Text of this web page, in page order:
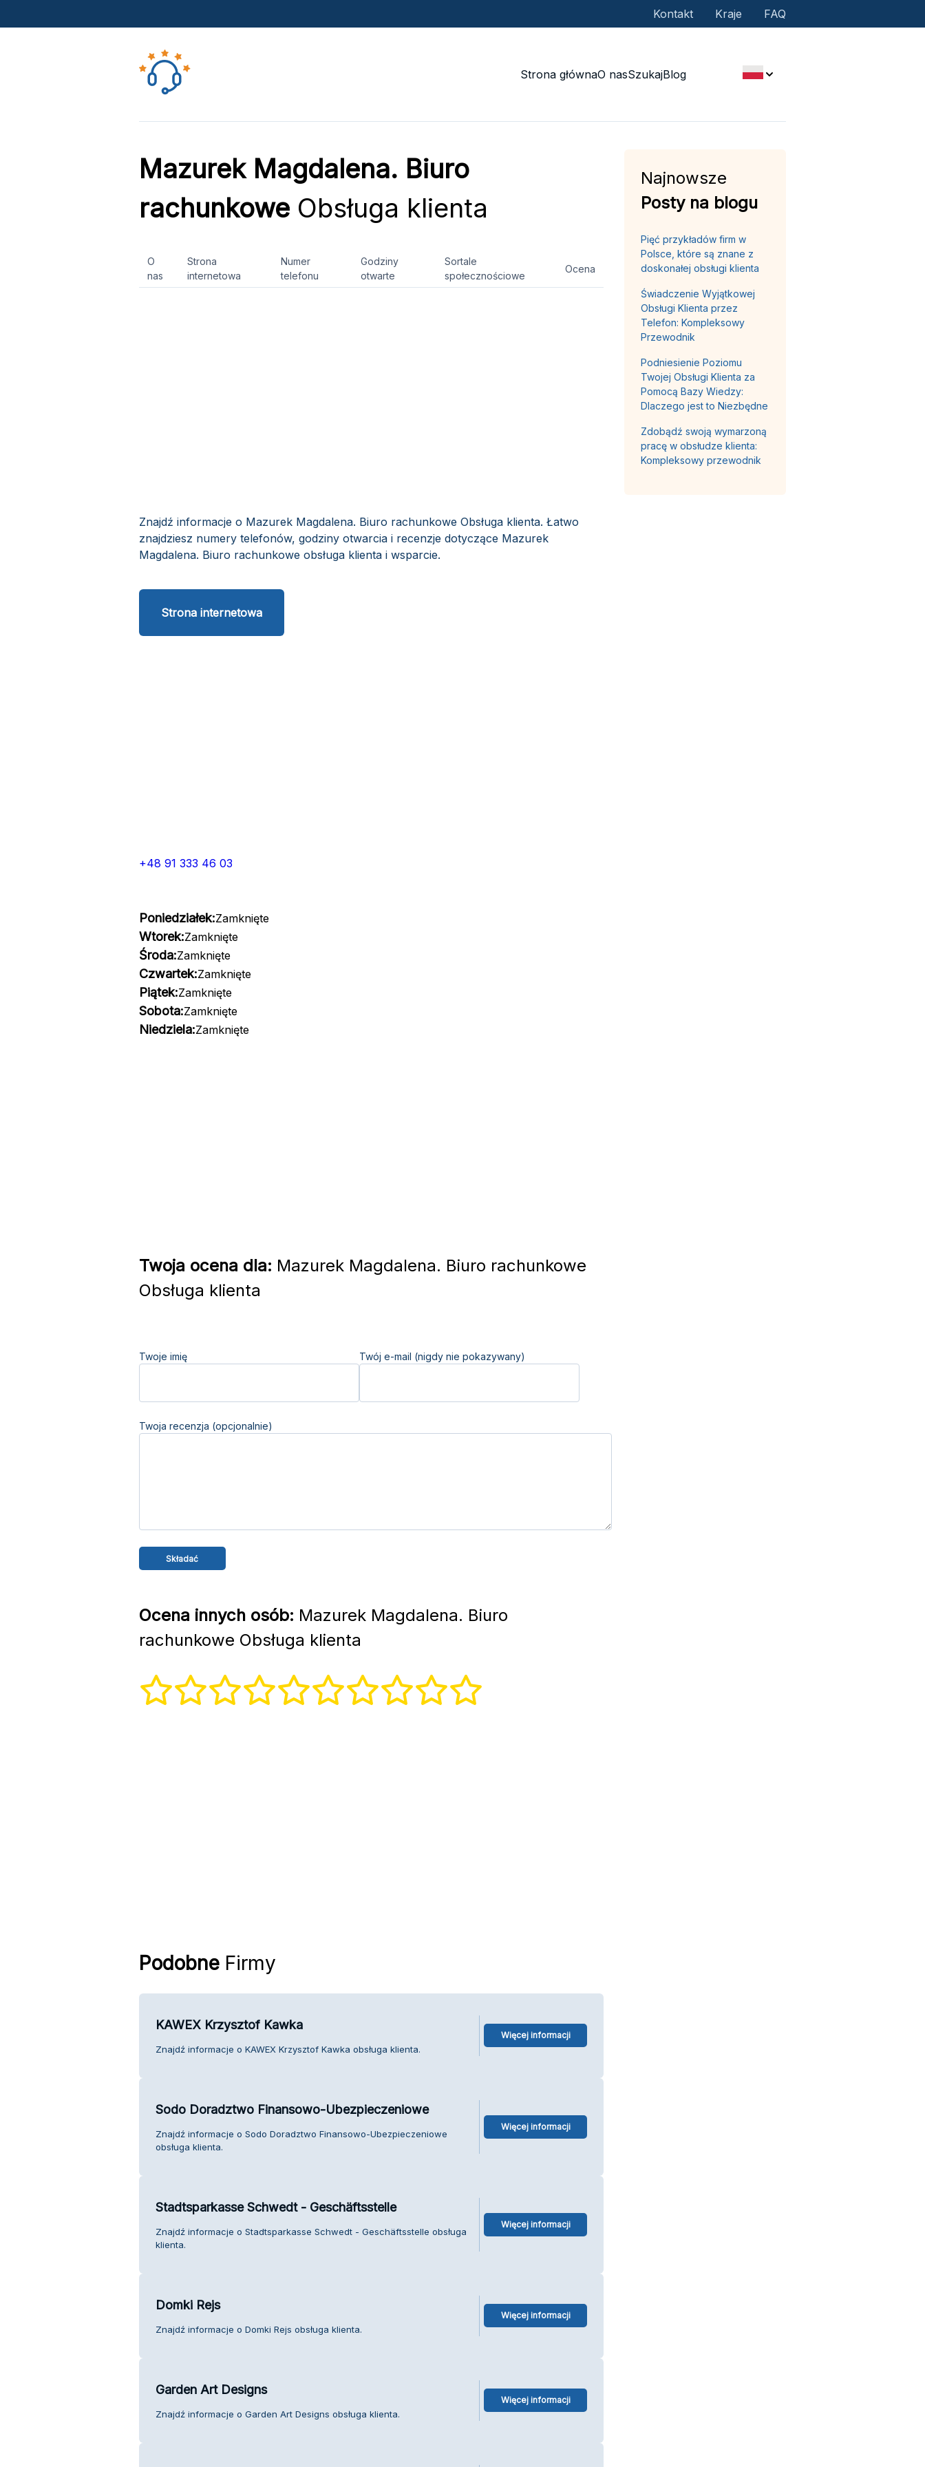
Kontakt Kraje FAQ
Strona głównaO nasSzukajBlog
Mazurek Magdalena. Biuro
rachunkoweObsługa klienta
O
nas
Strona
internetowa
Numer
telefonu
Godziny
otwarte
Sortale
społecznościowe
Ocena
Znajdź informacje o Mazurek Magdalena. Biuro rachunkowe Obsługa klienta. Łatwo
znajdziesz numery telefonów, godziny otwarcia i recenzje dotyczące Mazurek
Magdalena. Biuro rachunkowe obsługa klienta i wsparcie.
Strona internetowa
+48 91 333 46 03
Poniedziałek:Zamknięte
Wtorek:Zamknięte
Środa:Zamknięte
Czwartek:Zamknięte
Piątek:Zamknięte
Sobota:Zamknięte
Niedziela:Zamknięte
Twoja ocena dla: Mazurek Magdalena. Biuro rachunkowe
Obsługa klienta
Twoje imię Twój e-mail (nigdy nie pokazywany)
Twoja recenzja (opcjonalnie)
Ocena innych osób: Mazurek Magdalena. Biuro
rachunkowe Obsługa klienta
PodobneFirmy
KAWEX Krzysztof Kawka
Znajdź informacje o KAWEX Krzysztof Kawka obsługa klienta.
Więcej informacji
Sodo Doradztwo Finansowo-Ubezpieczeniowe
Znajdź informacje o Sodo Doradztwo Finansowo-Ubezpieczeniowe
obsługa klienta.
Więcej informacji
Stadtsparkasse Schwedt - Geschäftsstelle
Znajdź informacje o Stadtsparkasse Schwedt - Geschäftsstelle obsługa
klienta.
Więcej informacji
Domki Rejs
Znajdź informacje o Domki Rejs obsługa klienta.
Więcej informacji
Garden Art Designs
Znajdź informacje o Garden Art Designs obsługa klienta.
Więcej informacji
Najnowsze
Posty na blogu
Pięć przykładów firm w
Polsce, które są znane z
doskonałej obsługi klienta
Świadczenie Wyjątkowej
Obsługi Klienta przez
Telefon: Kompleksowy
Przewodnik
Podniesienie Poziomu
Twojej Obsługi Klienta za
Pomocą Bazy Wiedzy:
Dlaczego jest to Niezbędne
Zdobądź swoją wymarzoną
pracę w obsłudze klienta:
Kompleksowy przewodnik